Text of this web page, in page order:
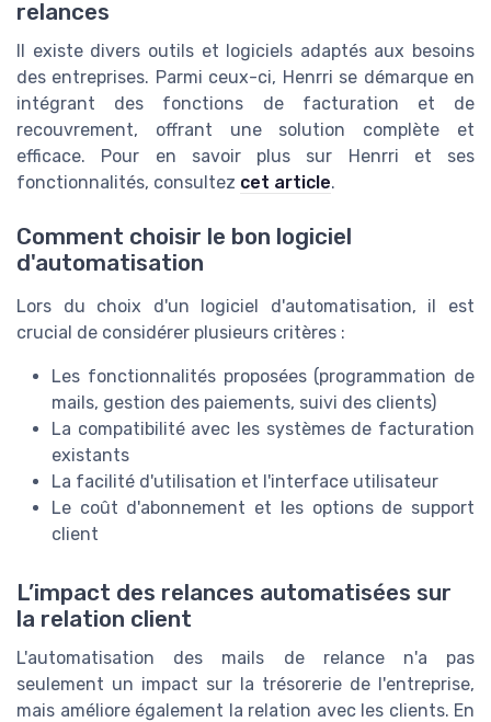
relances
Il existe divers outils et logiciels adaptés aux besoins
des entreprises. Parmi ceux-ci, Henrri se démarque en
intégrant des fonctions de facturation et de
recouvrement, offrant une solution complète et
efficace. Pour en savoir plus sur Henrri et ses
fonctionnalités, consultez cet article.
Comment choisir le bon logiciel
d'automatisation
Lors du choix d'un logiciel d'automatisation, il est
crucial de considérer plusieurs critères :
Les fonctionnalités proposées (programmation de
mails, gestion des paiements, suivi des clients)
La compatibilité avec les systèmes de facturation
existants
La facilité d'utilisation et l'interface utilisateur
Le coût d'abonnement et les options de support
client
L’impact des relances automatisées sur
la relation client
L'automatisation des mails de relance n'a pas
seulement un impact sur la trésorerie de l'entreprise,
mais améliore également la relation avec les clients. En